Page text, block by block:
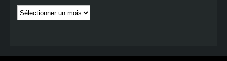
Publications
par